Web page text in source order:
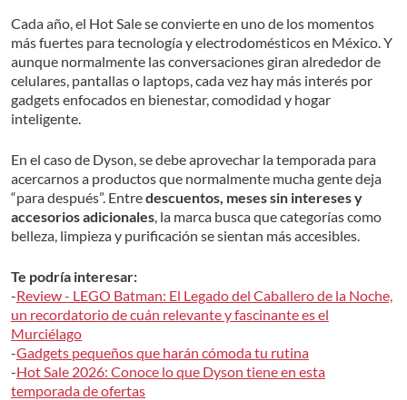
Cada año, el Hot Sale se convierte en uno de los momentos
más fuertes para tecnología y electrodomésticos en México. Y
aunque normalmente las conversaciones giran alrededor de
celulares, pantallas o laptops, cada vez hay más interés por
gadgets enfocados en bienestar, comodidad y hogar
inteligente.
En el caso de Dyson, se debe aprovechar la temporada para
acercarnos a productos que normalmente mucha gente deja
“para después”. Entredescuentos, meses sin intereses y
accesorios adicionales , la marca busca que categorías como
belleza, limpieza y purificación se sientan más accesibles.
Te podría interesar:
-Review - LEGO Batman: El Legado del Caballero de la Noche,
un recordatorio de cuán relevante y fascinante es el
Murciélago
-Gadgets pequeños que harán cómoda tu rutina
-Hot Sale 2026: Conoce lo que Dyson tiene en esta
temporada de ofertas